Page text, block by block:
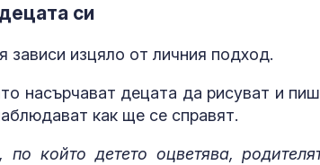
си
изцяло от личния подход.
насърчават децата да рисуват и
как ще се справят.
който детето оцветява,